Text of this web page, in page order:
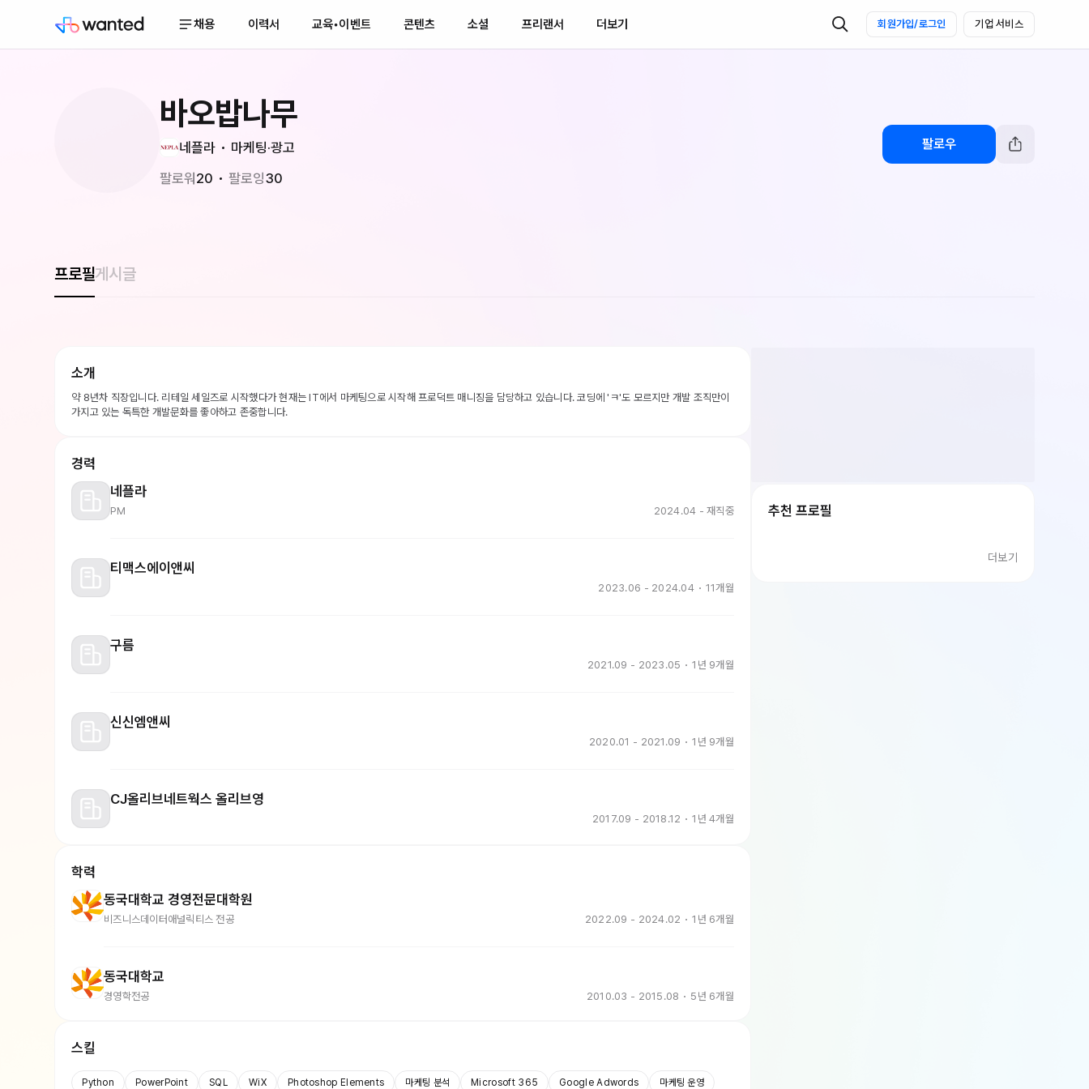
채용 이력서 교육•이벤트 콘텐츠 소셜 프리랜서 더보기 회원가입/로그인 기업 서비스
바오밥나무
네플라
마케팅·광고
팔로워 20 팔로잉30
팔로우
프로필게시글
소개
약 8년차 직장입니다. 리테일 세일즈로 시작했다가 현재는 IT에서 마케팅으로 시작해 프로덕트 매니징을 담당하고 있습니다. 코딩에 'ㅋ'도 모르지만 개발 조직만이
가지고 있는 독특한 개발문화를 좋아하고 존중합니다.
경력
네플라
PM 2024.04 -재직중
티맥스에이앤씨
2023.06 - 2024.04 11개월
구름
2021.09 - 2023.05 1년 9개월
신신엠앤씨
2020.01 - 2021.09 1년 9개월
CJ올리브네트웍스 올리브영
2017.09 - 2018.12 1년 4개월
학력
동국대학교 경영전문대학원
비즈니스데이터애널릭티스 전공 2022.09 - 2024.02 1년 6개월
동국대학교
경영학전공 2010.03 - 2015.08 5년 6개월
스킬
Python PowerPoint SQL WiX Photoshop Elements 마케팅 분석 Microsoft 365 Google Adwords 마케팅 운영
추천 프로필
더보기